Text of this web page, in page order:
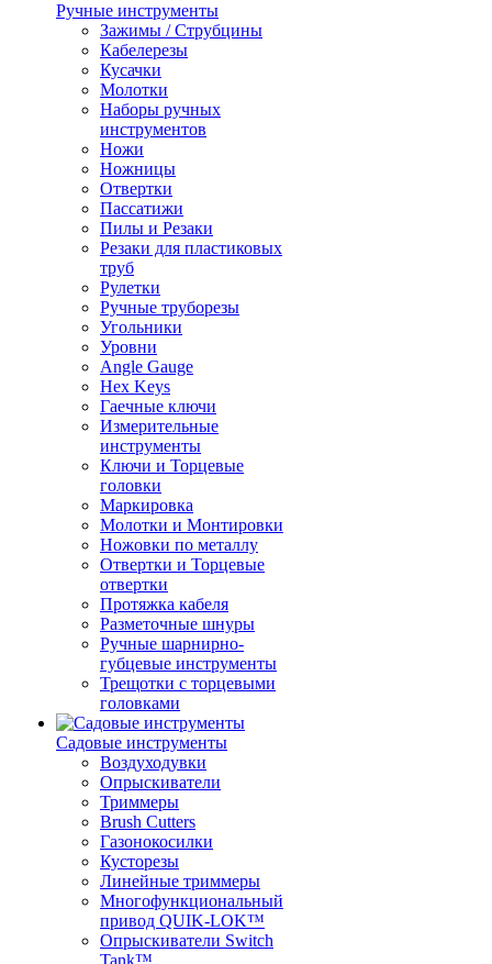
Ручные инструменты
Зажимы / Струбцины
Кабелерезы
Кусачки
Молотки
Наборы ручных
инструментов
Ножи
Ножницы
Отвертки
Пассатижи
Пилы и Резаки
Резаки для пластиковых
труб
Рулетки
Ручные труборезы
Угольники
Уровни
Angle Gauge
Hex Keys
Гаечные ключи
Измерительные
инструменты
Ключи и Торцевые
головки
Маркировка
Молотки и Монтировки
Ножовки по металлу
Отвертки и Торцевые
отвертки
Протяжка кабеля
Разметочные шнуры
Ручные шарнирно-
губцевые инструменты
Трещотки с торцевыми
головками
Садовые инструменты
Воздуходувки
Опрыскиватели
Триммеры
Brush Cutters
Газонокосилки
Кусторезы
Линейные триммеры
Многофункциональный
привод QUIK-LOK™
Опрыскиватели Switch
Tank™